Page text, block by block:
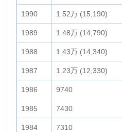
1990 1.52万 (15,190)
1989 1.48万 (14,790)
1988 1.43万 (14,340)
1987 1.23万 (12,330)
1986 9740
1985 7430
1984 7310